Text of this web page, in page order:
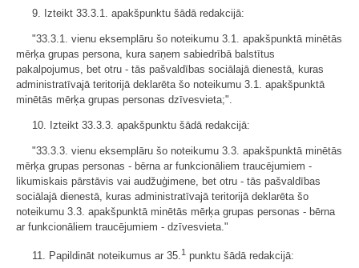
9. Izteikt 33.3.1. apakšpunktu šādā redakcijā:
"33.3.1. vienu eksemplāru šo noteikumu 3.1. apakšpunktā minētās
mērķa grupas persona, kura saņem sabiedrībā balstītus
pakalpojumus, bet otru - tās pašvaldības sociālajā dienestā, kuras
administratīvajā teritorijā deklarēta šo noteikumu 3.1. apakšpunktā
minētās mērķa grupas personas dzīvesvieta;".
10. Izteikt 33.3.3. apakšpunktu šādā redakcijā:
"33.3.3. vienu eksemplāru šo noteikumu 3.3. apakšpunktā minētās
mērķa grupas personas - bērna ar funkcionāliem traucējumiem -
likumiskais pārstāvis vai audžuģimene, bet otru - tās pašvaldības
sociālajā dienestā, kuras administratīvajā teritorijā deklarēta šo
noteikumu 3.3. apakšpunktā minētās mērķa grupas personas - bērna
ar funkcionāliem traucējumiem - dzīvesvieta."
11. Papildināt noteikumus ar 35. 1 punktu šādā redakcijā: